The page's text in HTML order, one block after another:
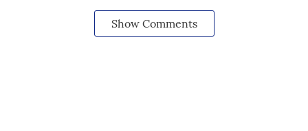
Show Comments